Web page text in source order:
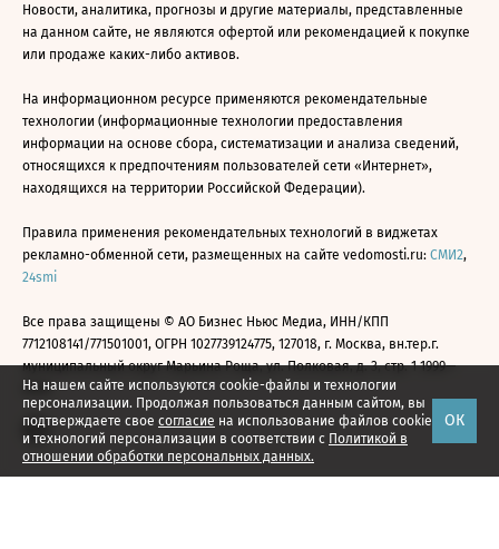
На нашем сайте используются cookie-файлы и технологии
персонализации. Продолжая пользоваться данным сайтом, вы
подтверждаете свое согласие на использование файлов cookie
и технологий персонализации в соответствии с Политикой в
отношении обработки персональных данных.
ОК
Новости, аналитика, прогнозы и другие материалы, представленные
на данном сайте, не являются офертой или рекомендацией к покупке
или продаже каких-либо активов.
На информационном ресурсе применяются рекомендательные
технологии (информационные технологии предоставления
информации на основе сбора, систематизации и анализа сведений,
относящихся к предпочтениям пользователей сети «Интернет»,
находящихся на территории Российской Федерации).
Правила применения рекомендательных технологий в виджетах
рекламно-обменной сети, размещенных на сайте vedomosti.ru: СМИ2,
24smi
Все права защищены © АО Бизнес Ньюс Медиа, ИНН/КПП
7712108141/771501001, ОГРН 1027739124775, 127018, г. Москва, вн.тер.г.
муниципальный округ Марьина Роща, ул. Полковая, д. 3, стр. 1 1999—
2026